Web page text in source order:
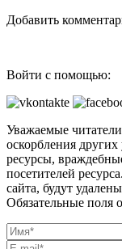
Добавить
Войти с помощью:
Уважаемые
оскорбления
ресурсы,
посетителей
сайта, будут
Обязательные поля